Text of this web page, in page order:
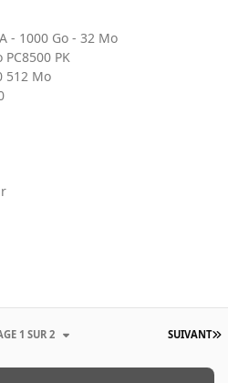
- 1000 Go - 32 Mo
PK
512 Mo
SUIVANT
1 SUR 2